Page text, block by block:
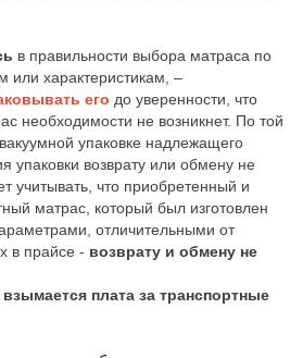
в правильности выбора матраса по
или характеристикам, –
его до уверенности, что
необходимости не возникнет. По той
упаковке надлежащего
упаковки возврату или обмену не
учитывать, что приобретенный и
матрас, который был изготовлен
отличительными от
в прайсе - возврату и обмену не
плата за транспортные